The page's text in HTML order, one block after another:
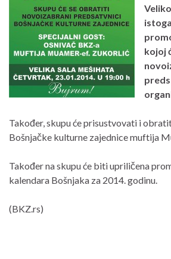
kojoj
Također, skupu će prisustvovati i
Bošnjačke kulturne zajednice muftija
Također na skupu će biti upriličena
kalendara Bošnjaka za 2014. godinu.
(BKZ.rs)